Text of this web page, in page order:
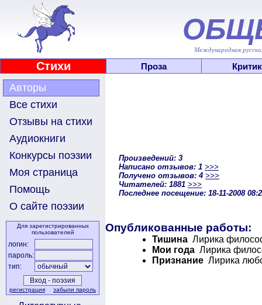
Международная
Стихи Проза
Авторы
Все стихи
Отзывы на стихи
Аудиокниги
Конкурсы поэзии
Моя страница
Помощь
О сайте поэзии
Для зарегистрированных
пользователей
логин:
пароль:
тип:
регистрация забыли пароль
Произведений: 3
Написано отзывов: 1 >>>
Получено отзывов: 4 >>>
Читателей: 1881 >>>
Последнее посещение: 18-11-2008
Опубликованные работы:
Тишина Лирика
Мои года Лирика
Признание Лирика